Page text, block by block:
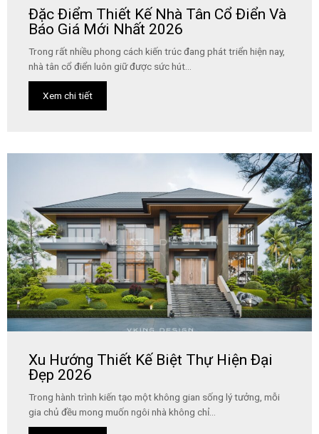
Đặc Điểm Thiết Kế Nhà Tân Cổ Điển Và
Báo Giá Mới Nhất 2026
Trong rất nhiều phong cách kiến trúc đang phát triển hiện nay,
nhà tân cổ điển luôn giữ được sức hút...
Xem chi tiết
Xu Hướng Thiết Kế Biệt Thự Hiện Đại
Đẹp 2026
Trong hành trình kiến tạo một không gian sống lý tưởng, mỗi
gia chủ đều mong muốn ngôi nhà không chỉ...